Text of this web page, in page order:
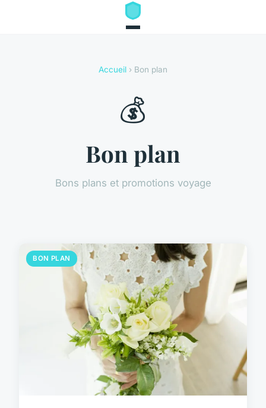
Accueil › Bon plan
💰
Bon plan
Bons plans et promotions voyage
BON PLAN